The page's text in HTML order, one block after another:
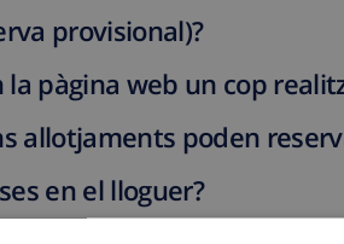
provisional)?
pàgina web un cop
allotjaments poden
en el lloguer?